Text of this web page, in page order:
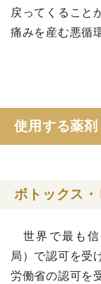
戻ってくること
痛みを産む悪循
使用する薬剤
ボトックス・
世界で最も信
局）で認可を受
労働省の認可を